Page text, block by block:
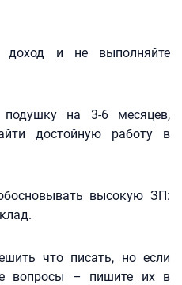
доход и не выполняйте
подушку на 3-6 месяцев,
достойную работу в
высокую ЗП:
что писать, но если
вопросы – пишите их в